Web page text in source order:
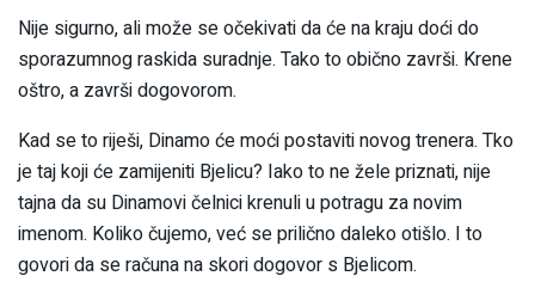
Nije sigurno, ali može se očekivati da će na kraju doći do
sporazumnog raskida suradnje. Tako to obično završi. Krene
oštro, a završi dogovorom.
Kad se to riješi, Dinamo će moći postaviti novog trenera. Tko
je taj koji će zamijeniti Bjelicu? Iako to ne žele priznati, nije
tajna da su Dinamovi čelnici krenuli u potragu za novim
imenom. Koliko čujemo, već se prilično daleko otišlo. I to
govori da se računa na skori dogovor s Bjelicom.